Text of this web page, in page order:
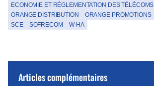
ECONOMIE ET RÉGLEMENTATION DES TÉLÉCOMS
ORANGE DISTRIBUTION
ORANGE PROMOTIONS
SCE
SOFRECOM W-HA
Articles complémentaires